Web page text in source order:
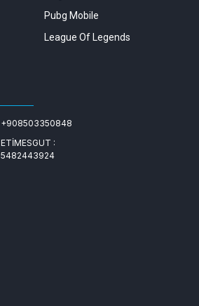
Pubg Mobile
League Of Legends
+908503350848
ETİMESGUT :
5482443924